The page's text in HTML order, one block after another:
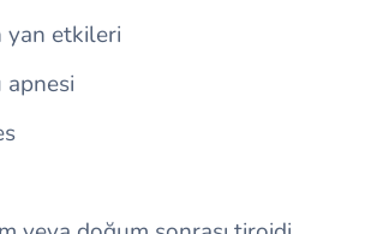
yan etkileri
apnesi